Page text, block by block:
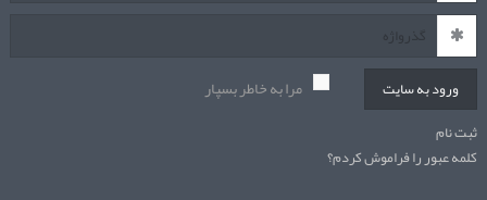
ورود به سایت مرا به خاطر بسپار
ثبت نام
کلمه عبور را فراموش کردم؟